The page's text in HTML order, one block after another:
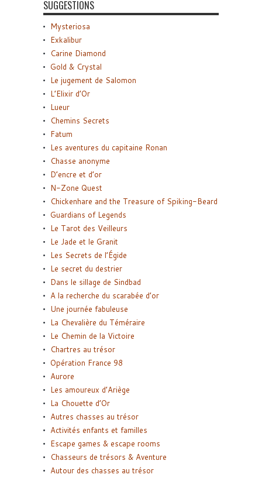
SUGGESTIONS
Mysteriosa
Exkalibur
Carine Diamond
Gold & Crystal
Le jugement de Salomon
L’Elixir d’Or
Lueur
Chemins Secrets
Fatum
Les aventures du capitaine Ronan
Chasse anonyme
D’encre et d’or
N-Zone Quest
Chickenhare and the Treasure of Spiking-Beard
Guardians of Legends
Le Tarot des Veilleurs
Le Jade et le Granit
Les Secrets de l’Égide
Le secret du destrier
Dans le sillage de Sindbad
A la recherche du scarabée d’or
Une journée fabuleuse
La Chevalière du Téméraire
Le Chemin de la Victoire
Chartres au trésor
Opération France 98
Aurore
Les amoureux d’Ariège
La Chouette d’Or
Autres chasses au trésor
Activités enfants et familles
Escape games & escape rooms
Chasseurs de trésors & Aventure
Autour des chasses au trésor